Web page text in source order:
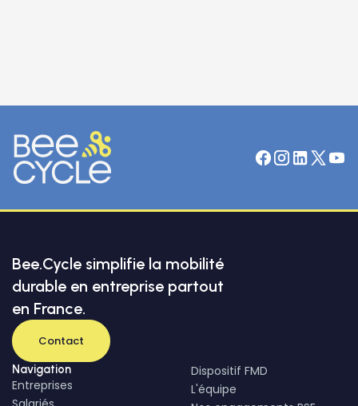
Bee.Cycle simplifie la mobilité
durable en entreprise partout
en France.
Contact
Navigation
Entreprises
Dispositif FMD
L'équipe